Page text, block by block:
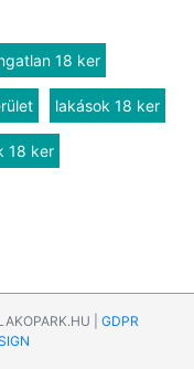
18 ker
lakások 18 ker
18 ker
| GDPR